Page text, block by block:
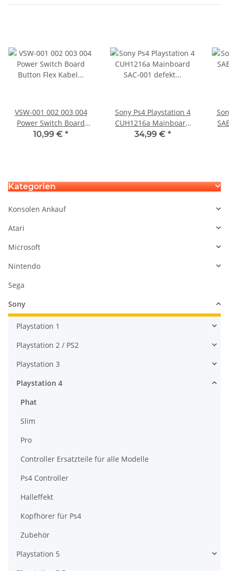
VSW-001 002 003 004
Power Switch Board
Button Flex Kabel Ersatz
10,99 € *
Sony Ps4 Playstation 4
CUH1216a Mainboard
SAC-001 defekt - SU-
34,99 € *
Kategorien
Konsolen Ankauf
Atari
Microsoft
Nintendo
Sega
Sony
Playstation 1
Playstation 2 / PS2
Playstation 3
Playstation 4
Phat
Slim
Pro
Controller Ersatzteile für alle Modelle
Ps4 Controller
Halleffekt
Kopfhörer für Ps4
Zubehör
Playstation 5